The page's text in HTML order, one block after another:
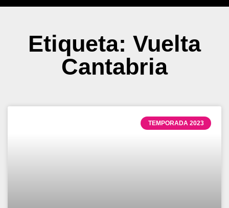
Etiqueta: Vuelta
Cantabria
TEMPORADA 2023